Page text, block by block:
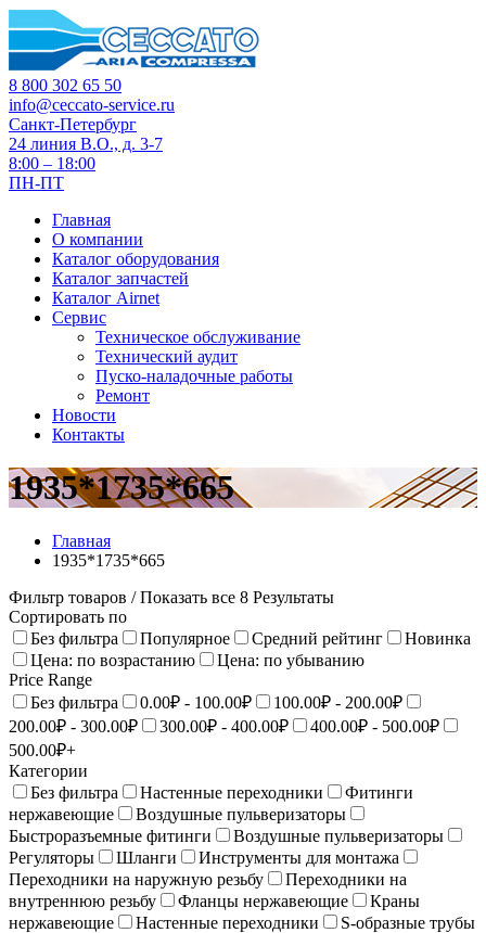
8 800 302 65 50
info@ceccato-service.ru
Санкт-Петербург
24 линия В.О., д. 3-7
8:00 – 18:00
ПН-ПТ
Главная
О компании
Каталог оборудования
Каталог запчастей
Каталог Airnet
Сервис
Техническое обслуживание
Технический аудит
Пуско-наладочные работы
Ремонт
Новости
Контакты
1935*1735*665
Главная
1935*1735*665
Фильтр товаров / Показать все 8 Результаты
Сортировать по
Без фильтра
Популярное Средний рейтинг
Новинка
Цена: по возрастанию
Цена: по убыванию
Price Range
Без фильтра
0.00₽ - 100.00₽
100.00₽ - 200.00₽
200.00₽ - 300.00₽
300.00₽ - 400.00₽
400.00₽ - 500.00₽
500.00₽+
Категории
Без фильтра
Настенные переходники
Фитинги
нержавеющие
Воздушные пульверизаторы
Быстроразъемные фитинги
Воздушные пульверизаторы
Регуляторы
Шланги
Инструменты для монтажа
Переходники на наружную резьбу
Переходники на
внутреннюю резьбу
Фланцы нержавеющие
Краны
нержавеющие
Настенныe переходники
S-образные трубы